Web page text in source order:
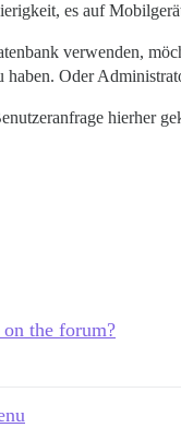
es auf
verwenden,
haben. Oder
hierher
the forum?